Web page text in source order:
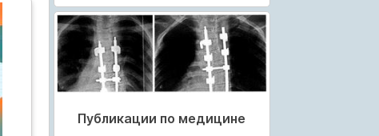
Публикации по медицине